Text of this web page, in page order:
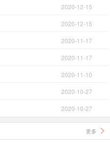
2020-12-15
2020-12-15
2020-11-17
2020-11-17
2020-11-10
2020-10-27
2020-10-27
更多 